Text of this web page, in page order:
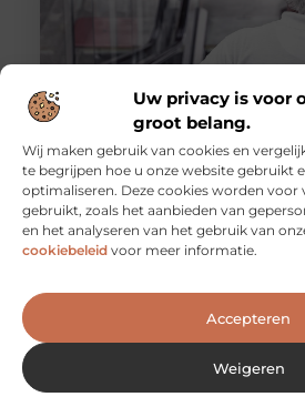
Uw privacy is voor
groot belang.
Wij maken gebruik van cookies en
te begrijpen hoe u onze website gebruikt
optimaliseren. Deze cookies worden voor
gebruikt, zoals het aanbieden van
en het analyseren van het gebruik van
cookiebeleid voor meer informatie.
Accepteren
Weigeren
De voordelen van het werken als
evenementenbeveiliger in een
Werken als evenementenbeveiliger
dynamische en uitdagende carrière